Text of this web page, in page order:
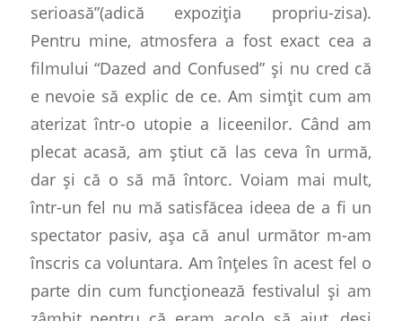
serioasă”(adică expoziția propriu-zisa).
Pentru mine, atmosfera a fost exact cea a
filmului “Dazed and Confused” și nu cred că
e nevoie să explic de ce. Am simțit cum am
aterizat într-o utopie a liceenilor. Când am
plecat acasă, am știut că las ceva în urmă,
dar și că o să mă întorc. Voiam mai mult,
într-un fel nu mă satisfăcea ideea de a fi un
spectator pasiv, așa că anul următor m-am
înscris ca voluntara. Am înțeles în acest fel o
parte din cum funcționează festivalul și am